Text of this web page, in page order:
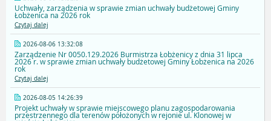
Uchwały, zarządzenia w sprawie zmian uchwały budżetowej Gminy
Łobżenica na 2026 rok
Czytaj dalej
2026-08-06 13:32:08
Zarządzenie Nr 0050.129.2026 Burmistrza Łobżenicy z dnia 31 lipca
2026 r. w sprawie zmian uchwały budżetowej Gminy Łobżenica na 2026
rok
Czytaj dalej
2026-08-05 14:26:39
Projekt uchwały w sprawie miejscowego planu zagospodarowania
przestrzennego dla terenów położonych w rejonie ul. Klonowej w